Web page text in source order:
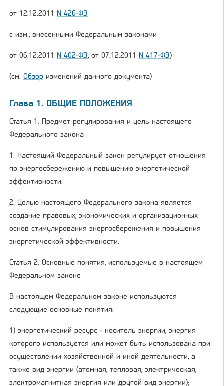
от 12.12.2011 N 426-ФЗ
с изм., внесенными Федеральным законами
от 06.12.2011 N 402-ФЗ, от 07.12.2011 N 417-ФЗ)
(см. Обзор изменений данного документа)
Глава 1. ОБЩИЕ ПОЛОЖЕНИЯ
Статья 1. Предмет регулирования и цель настоящего
Федерального закона
1. Настоящий Федеральный закон регулирует отношения
по энергосбережению и повышению энергетической
эффективности.
2. Целью настоящего Федерального закона является
создание правовых, экономических и организационных
основ стимулирования энергосбережения и повышения
энергетической эффективности.
Статья 2. Основные понятия, используемые в настоящем
Федеральном законе
В настоящем Федеральном законе используются
следующие основные понятия:
1) энергетический ресурс - носитель энергии, энергия
которого используется или может быть использована при
осуществлении хозяйственной и иной деятельности, а
также вид энергии (атомная, тепловая, электрическая,
электромагнитная энергия или другой вид энергии);